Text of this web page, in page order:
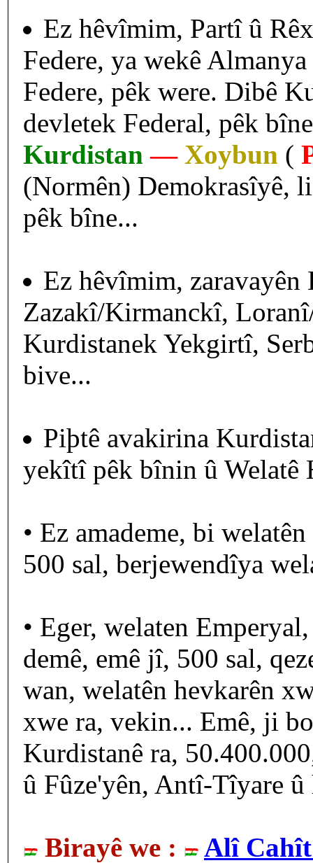
Ez hêvîmim, Partî û
Federe, ya wekê
Federe, pêk were. Dibê
devletek Federal, pêk
Kurdistan— Xoybun (
(Normên) Demokrasîyê,
pêk bîne...
Ez hêvîmim,
Zazakî/Kirmanckî,
Kurdistanek Yekgirtî,
bive...
Piþtê avakirina
yekîtî pêk bînin û
• Ez amademe, bi
500 sal, berjewendîya
• Eger, welaten
demê, emê jî, 500 sal,
wan, welatên hevkarên
xwe ra, vekin... Emê, ji
Kurdistanê ra,
û Fûze'yên, Antî-Tîyare
Birayê we : Alî